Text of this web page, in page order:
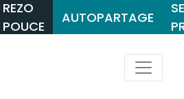
REZO
POUCE
AUTOPARTAGE